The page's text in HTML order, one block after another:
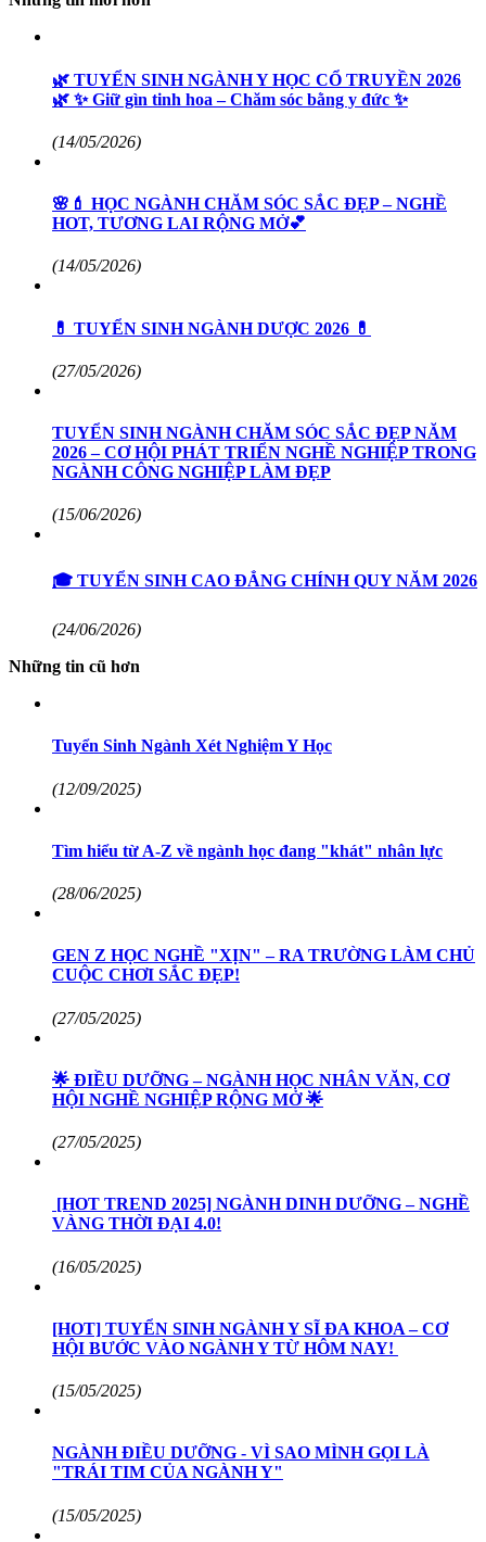
🌿 TUYỂN SINH NGÀNH Y HỌC CỔ TRUYỀN 2026
🌿 ✨ Giữ gìn tinh hoa – Chăm sóc bằng y đức ✨
(14/05/2026)
🌸💄 HỌC NGÀNH CHĂM SÓC SẮC ĐẸP – NGHỀ
HOT, TƯƠNG LAI RỘNG MỞ💕
(14/05/2026)
💊 TUYỂN SINH NGÀNH DƯỢC 2026 💊
(27/05/2026)
TUYỂN SINH NGÀNH CHĂM SÓC SẮC ĐẸP NĂM
2026 – CƠ HỘI PHÁT TRIỂN NGHỀ NGHIỆP TRONG
NGÀNH CÔNG NGHIỆP LÀM ĐẸP
(15/06/2026)
🎓 TUYỂN SINH CAO ĐẲNG CHÍNH QUY NĂM 2026
(24/06/2026)
Những tin cũ hơn
Tuyển Sinh Ngành Xét Nghiệm Y Học
(12/09/2025)
Tìm hiểu từ A-Z về ngành học đang "khát" nhân lực
(28/06/2025)
GEN Z HỌC NGHỀ "XỊN" – RA TRƯỜNG LÀM CHỦ
CUỘC CHƠI SẮC ĐẸP!
(27/05/2025)
🌟 ĐIỀU DƯỠNG – NGÀNH HỌC NHÂN VĂN, CƠ
HỘI NGHỀ NGHIỆP RỘNG MỞ 🌟
(27/05/2025)
[HOT TREND 2025] NGÀNH DINH DƯỠNG – NGHỀ
VÀNG THỜI ĐẠI 4.0!
(16/05/2025)
[HOT] TUYỂN SINH NGÀNH Y SĨ ĐA KHOA – CƠ
HỘI BƯỚC VÀO NGÀNH Y TỪ HÔM NAY!
(15/05/2025)
NGÀNH ĐIỀU DƯỠNG - VÌ SAO MÌNH GỌI LÀ
"TRÁI TIM CỦA NGÀNH Y"
(15/05/2025)